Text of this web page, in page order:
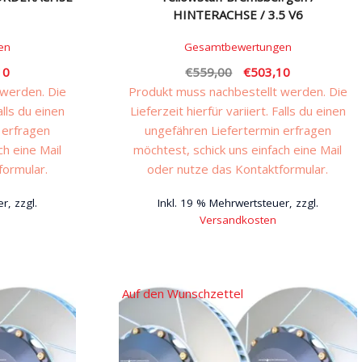
Aktueller
Preis
ist:
€539,10.
Die
du einen
eine Mail
zzgl.
HINTERACHSE / 3.5 V6
Gesamtbewertungen
€559,00
Ursprünglicher
Preis
war:
€559,00
€503,10Aktueller
Preis
ist:
€503,10.
Produkt muss nachbestellt werden. Die
Lieferzeit hierfür variiert. Falls du einen
ungefähren Liefertermin erfragen
möchtest, schick uns einfach eine Mail
oder nutze das Kontaktformular.
Inkl. 19 % Mehrwertsteuer, zzgl.
Versandkosten
Auf den Wunschzettel